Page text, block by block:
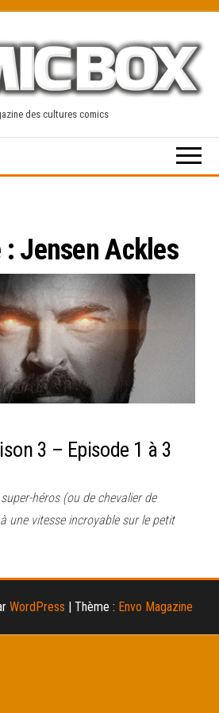
des cultures comics
: Jensen Ackles
3 – Episode 1 à 3
héros (ou de chevalier de
à une vitesse incroyable sur le petit
WordPress Thème : Envo Magazine